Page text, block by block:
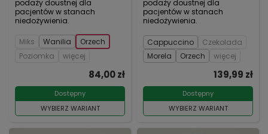
podaży doustnej dla
pacjentów w stanach
niedożywienia.
Miks Wanilia
Orzech
Poziomka
więcej
Dostępny
WYBIERZ WARIANT
84,00 zł
podaży doustnej dla
pacjentów w stanach
niedożywienia.
Cappuccino
Czekolada
Morela
Orzech więcej
Dostępny
WYBIERZ WARIANT
139,99 zł